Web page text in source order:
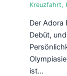
Kreuzfahrt,
Der Adora
Debüt,
ist…